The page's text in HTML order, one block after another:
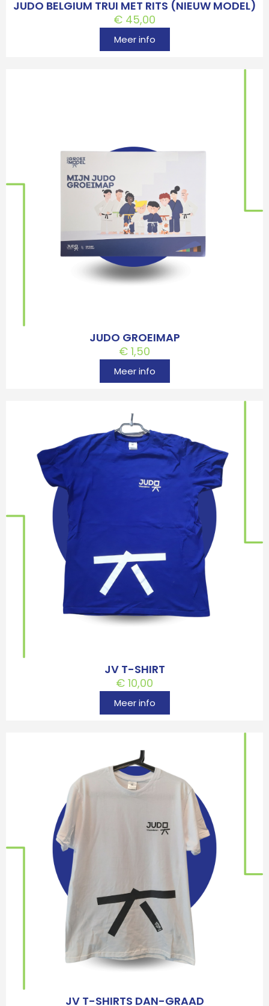
JUDO BELGIUM TRUI MET RITS (NIEUW MODEL)
€ 45,00
Meer info
JUDO GROEIMAP
€ 1,50
Meer info
JV T-SHIRT
€ 10,00
Meer info
JV T-SHIRTS DAN-GRAAD